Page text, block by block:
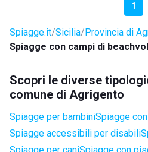
1
Spiagge.it Sicilia Provincia di
Spiagge con campi di
Scopri le diverse
comune di Agrigento
Spiagge per bambiniSpiagge
Spiagge accessibili per disabili